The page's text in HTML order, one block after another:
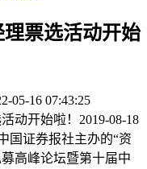
票选活动开始
05-16 07:43:25
动开始啦！2019-08-18
国证券报社主办的“资
高峰论坛暨第十届中